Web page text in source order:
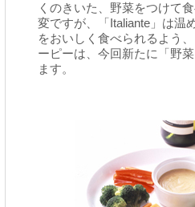
くのきいた、野菜をつけて
変ですが、「Italiante」は温
をおいしく食べられるよう
ーピーは、今回新たに「野
ます。